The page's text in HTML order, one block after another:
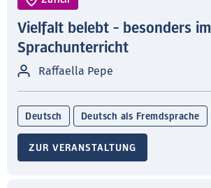
Vielfalt belebt - besonders im
Sprachunterricht
Raffaella Pepe
Deutsch Deutsch als Fremdsprache
ZUR VERANSTALTUNG